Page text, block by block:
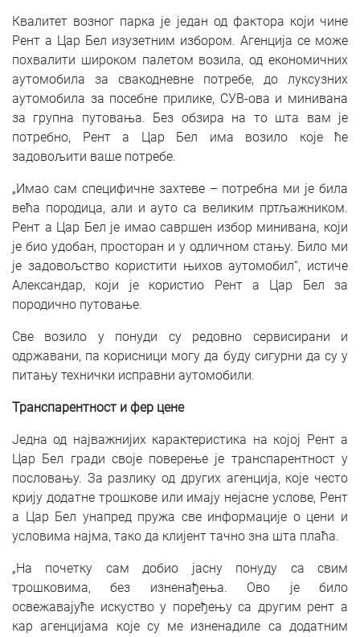
Квалитет возног парка је један од фактора који чине
Рент а Цар Бел изузетним избором. Агенција се може
похвалити широком палетом возила, од економичних
аутомобила за свакодневне потребе, до луксузних
аутомобила за посебне прилике, СУВ-ова и минивана
за групна путовања. Без обзира на то шта вам је
потребно, Рент а Цар Бел има возило које ће
задовољити ваше потребе.
„Имао сам специфичне захтеве – потребна ми је била
већа породица, али и ауто са великим пртљажником.
Рент а Цар Бел је имао савршен избор минивана, који
је био удобан, просторан и у одличном стању. Било ми
је задовољство користити њихов аутомобил“, истиче
Александар, који је користио Рент а Цар Бел за
породично путовање.
Све возило у понуди су редовно сервисирани и
одржавани, па корисници могу да буду сигурни да су у
питању технички исправни аутомобили.
Транспарентност и фер цене
Једна од најважнијих карактеристика на којој Рент а
Цар Бел гради своје поверење је транспарентност у
пословању. За разлику од других агенција, које често
крију додатне трошкове или имају нејасне услове, Рент
а Цар Бел унапред пружа све информације о цени и
условима најма, тако да клијент тачно зна шта плаћа.
„На почетку сам добио јасну понуду са свим
трошковима, без изненађења. Ово је било
освежавајуће искуство у поређењу са другим рент а
кар агенцијама које су ме изненадиле са додатним